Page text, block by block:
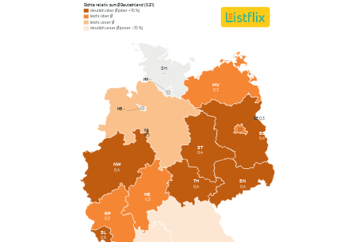
Dichte relativ zum Ø Deutschland (0,31)
deutlich über Ø (über +15 %)
leicht über Ø
leicht unter Ø
deutlich unter Ø (unter −15 %)
BB
0,4
HE
0,3
MV
0,3
NI
0,3
NW
0,4
RP
0,3
SL
0,6
ST
0,4
SN
0,4
SH
–
TH
0,4
BE0,3
HB–
HH–